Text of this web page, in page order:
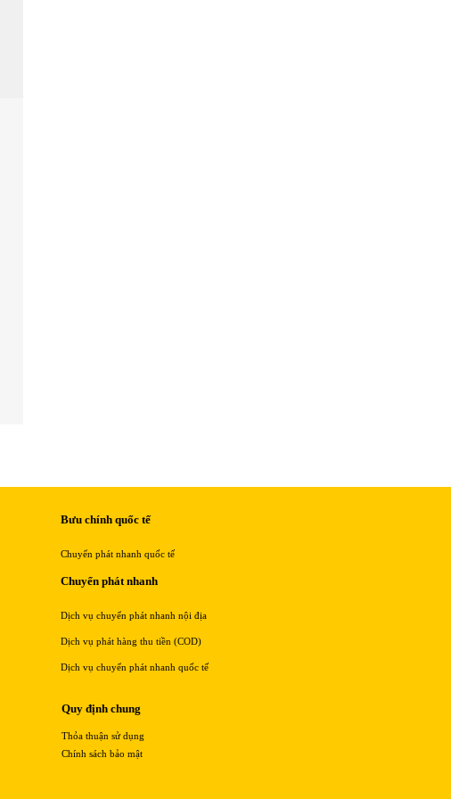
Bưu chính quốc tế
Chuyển phát nhanh quốc tế
Chuyển phát nhanh
Dịch vụ chuyển phát nhanh nội địa
Dịch vụ phát hàng thu tiền (COD)
Dịch vụ chuyển phát nhanh quốc tế
Quy định chung
Thỏa thuận sử dụng
Chính sách bảo mật